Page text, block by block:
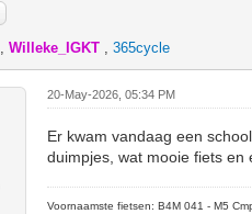
,Willeke_IGKT ,365cycle
20-May-2026, 05:34 PM
Er kwam vandaag een
duimpjes, wat mooie fiets en
Voornaamste fietsen: B4M 041 - M5